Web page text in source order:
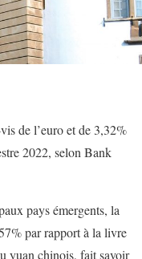
de l’euro et de 3,32%
2022, selon Bank
pays émergents, la
par rapport à la livre
yuan chinois, fait savoir